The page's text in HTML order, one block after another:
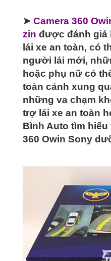
➤ Camera 360
zin được đánh giá
lái xe an toàn, có
người lái mới,
hoặc phụ nữ có
toàn cảnh xung
những va chạm
trợ lái xe an toàn
Bình Auto tìm hiểu
360 Owin Sony